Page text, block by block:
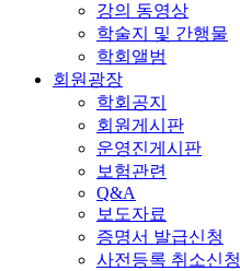
강의 동영상
학술지 및 간행물
학회앨범
회원광장
학회공지
회원게시판
운영진게시판
보험관련
Q&A
보도자료
증명서 발급신청
사전등록 취소신청